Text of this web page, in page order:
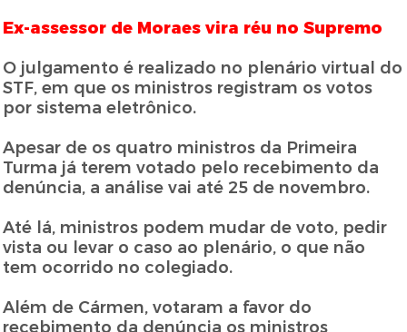
Ex-assessor de Moraes vira réu no Supremo
O julgamento é realizado no plenário virtual do
STF, em que os ministros registram os votos
por sistema eletrônico.
Apesar de os quatro ministros da Primeira
Turma já terem votado pelo recebimento da
denúncia, a análise vai até 25 de novembro.
Até lá, ministros podem mudar de voto, pedir
vista ou levar o caso ao plenário, o que não
tem ocorrido no colegiado.
Além de Cármen, votaram a favor do
recebimento da denúncia os ministros